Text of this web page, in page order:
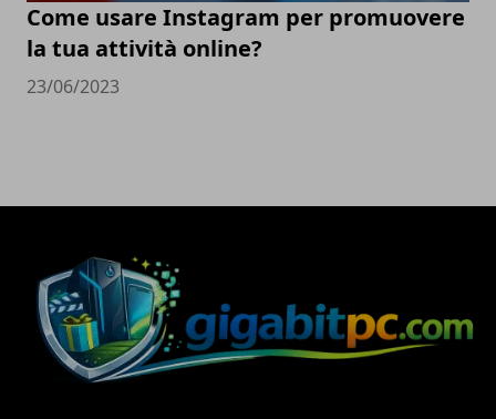
Come usare Instagram per promuovere
la tua attività online?
23/06/2023